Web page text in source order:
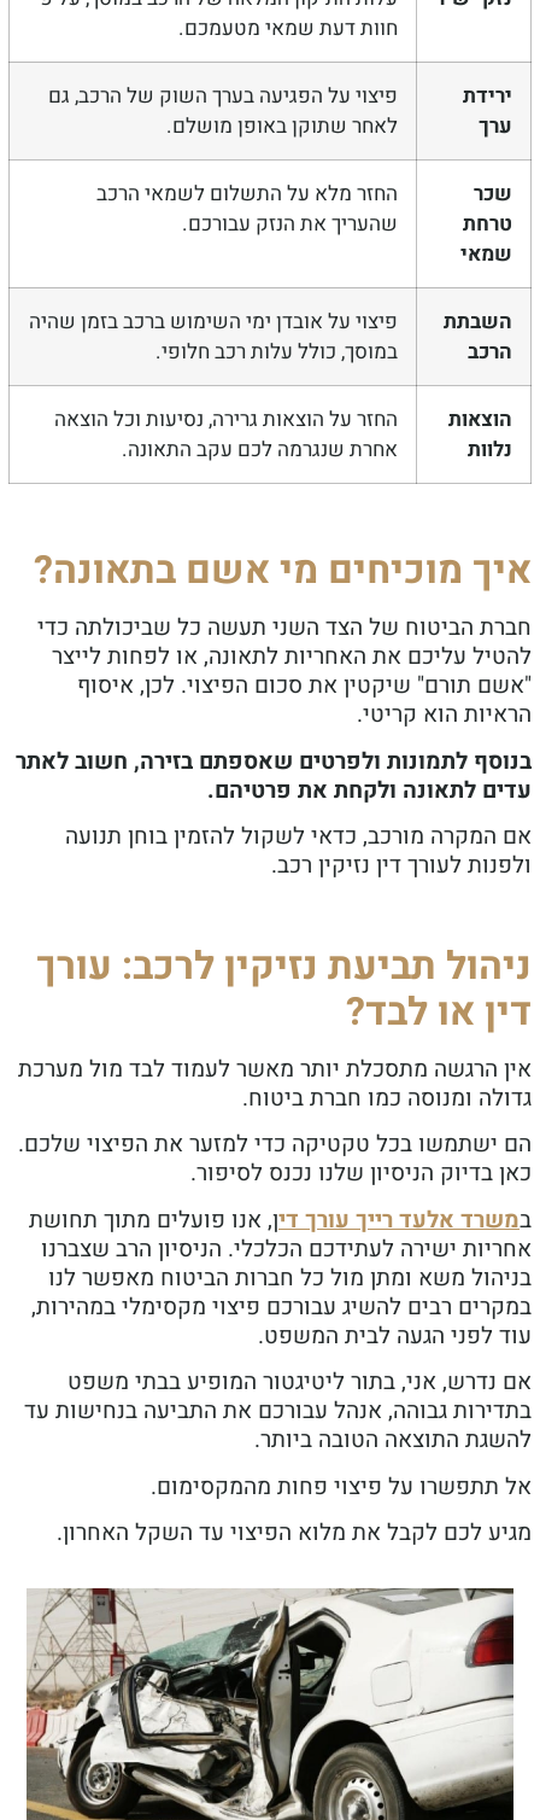
חוות דעת שמאי מטעמכם.
פיצוי על הפגיעה בערך השוק של הרכב, גם
לאחר שתוקן באופן מושלם.
החזר מלא על התשלום לשמאי הרכב
שהעריך את הנזק עבורכם.
פיצוי על אובדן ימי השימוש ברכב בזמן שהיה
במוסך, כולל עלות רכב חלופי.
החזר על הוצאות גרירה, נסיעות וכל הוצאה
אחרת שנגרמה לכם עקב התאונה.
מוכיחים מי אשם בתאונה?
הביטוח של הצד השני תעשה כל שביכולתה כדי
עליכם את האחריות לתאונה, או לפחות לייצר
תורם" שיקטין את סכום הפיצוי. לכן, איסוף
הוא קריטי.
לתמונות ולפרטים שאספתם בזירה, חשוב לאתר
לתאונה ולקחת את פרטיהם.
מורכב, כדאי לשקול להזמין בוחן תנועה
לעורך דין נזיקין רכב.
תביעת נזיקין לרכב: עורך
או לבד?
הרגשה מתסכלת יותר מאשר לעמוד לבד מול מערכת
ומנוסה כמו חברת ביטוח.
בכל טקטיקה כדי למזער את הפיצוי שלכם.
הניסיון שלנו נכנס לסיפור.
אלעד רייך עורך דין, אנו פועלים מתוך תחושת
ישירה לעתידכם הכלכלי. הניסיון הרב שצברנו
משא ומתן מול כל חברות הביטוח מאפשר לנו
רבים להשיג עבורכם פיצוי מקסימלי במהירות,
לפני הגעה לבית המשפט.
אני, בתור ליטיגטור המופיע בבתי משפט
גבוהה, אנהל עבורכם את התביעה בנחישות עד
התוצאה הטובה ביותר.
על פיצוי פחות מהמקסימום.
לכם לקבל את מלוא הפיצוי עד השקל האחרון.